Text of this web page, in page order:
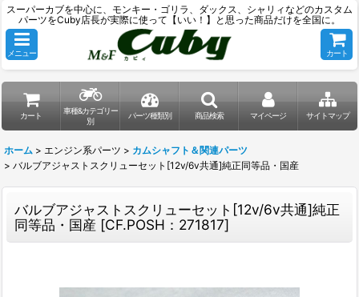
スーパーカブを中心に、モンキー・ゴリラ、ダックス、シャリィなどのカスタム
パーツをCuby店長が実際に使って【いい！】と思った商品だけを全国に。
メニュー カート
カート
車種&カテゴリー
別
パーツ種類別 商品検索 マイページ サイトマップ
ホーム > エンジン系パーツ > カムシャフト＆関連パーツ
> バルブアジャストスクリューセット[12v/6v共通]純正同等品・国産
バルブアジャストスクリューセット[12v/6v共通]純正
同等品・国産 [CF.POSH：271817]